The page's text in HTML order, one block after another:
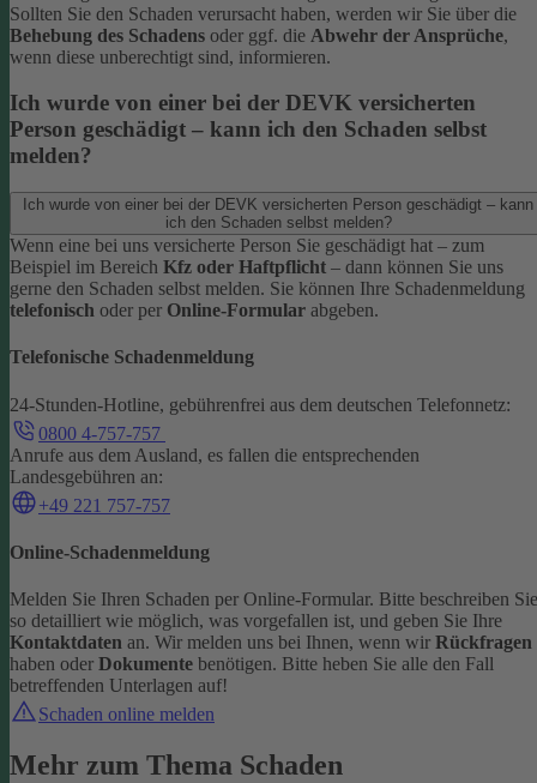
Sollten Sie den Schaden verursacht haben, werden wir Sie über die
Behebung des Schadens oder ggf. die Abwehr der Ansprüche,
wenn diese unberechtigt sind, informieren.
Ich wurde von einer bei der DEVK versicherten
Person geschädigt – kann ich den Schaden selbst
melden?
Ich wurde von einer bei der DEVK versicherten Person geschädigt – kann
ich den Schaden selbst melden?
Wenn eine bei uns versicherte Person Sie geschädigt hat – zum
Beispiel im Bereich Kfz oder Haftpflicht – dann können Sie uns
gerne den Schaden selbst melden. Sie können Ihre Schadenmeldung
telefonisch oder per Online-Formular abgeben.
Telefonische Schadenmeldung
24-Stunden-Hotline, gebührenfrei aus dem deutschen Telefonnetz:
0800 4-757-757
Anrufe aus dem Ausland, es fallen die entsprechenden
Landesgebühren an:
+49 221 757-757
Online-Schadenmeldung
Melden Sie Ihren Schaden per Online-Formular. Bitte beschreiben Sie
so detailliert wie möglich, was vorgefallen ist, und geben Sie Ihre
Kontaktdaten an. Wir melden uns bei Ihnen, wenn wir Rückfragen
haben oder Dokumente benötigen. Bitte heben Sie alle den Fall
betreffenden Unterlagen auf!
Schaden online melden
Mehr zum Thema Schaden